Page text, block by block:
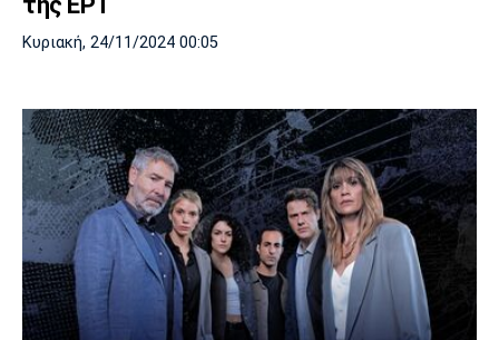
Κυριακή, 24/11/2024 00:05